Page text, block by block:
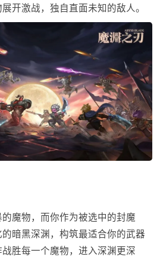
开激战，独自直面未知的敌人。
魔物，而你作为被选中的封魔
暗黑深渊，构筑最适合你的武器
胜每一个魔物，进入深渊更深